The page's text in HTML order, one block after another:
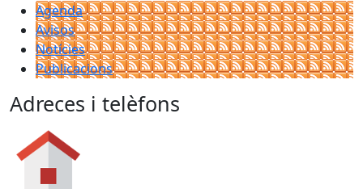
Agenda
Avisos
Notícies
Publicacions
Adreces i telèfons